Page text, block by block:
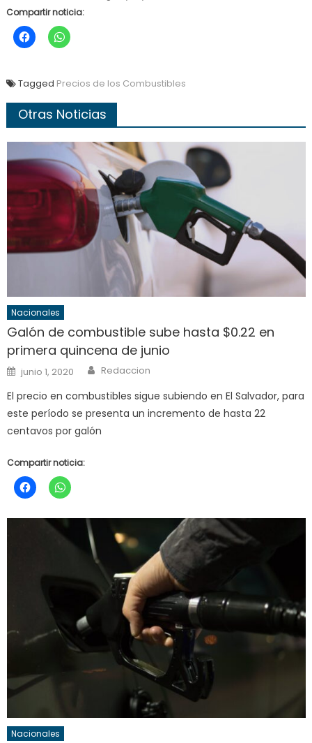
Compartir noticia:
Tagged Precios de los Combustibles
Otras Noticias
Nacionales
Galón de combustible sube hasta $0.22 en
primera quincena de junio
Posted
on
junio 1, 2020 Author
Redaccion
El precio en combustibles sigue subiendo en El Salvador, para
este período se presenta un incremento de hasta 22
centavos por galón
Compartir noticia:
Nacionales